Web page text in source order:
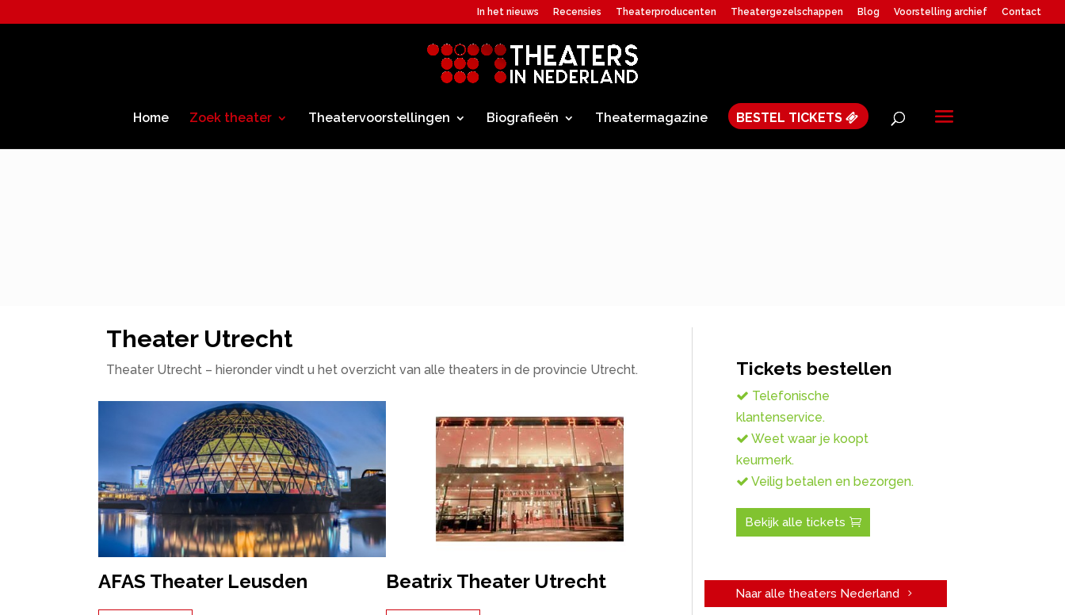
In het nieuws Recensies Theaterproducenten Theatergezelschappen Blog Voorstelling archief Contact
Home Zoek theater Theatervoorstellingen Biografieën Theatermagazine BESTEL TICKETS
Theater Utrecht
Theater Utrecht – hieronder vindt u het overzicht van alle theaters in de provincie Utrecht.
AFAS Theater Leusden Beatrix Theater Utrecht
Tickets bestellen
Telefonische
klantenservice.
Weet waar je koopt
keurmerk.
Veilig betalen en bezorgen.
Bekijk alle tickets
Naar alle theaters Nederland